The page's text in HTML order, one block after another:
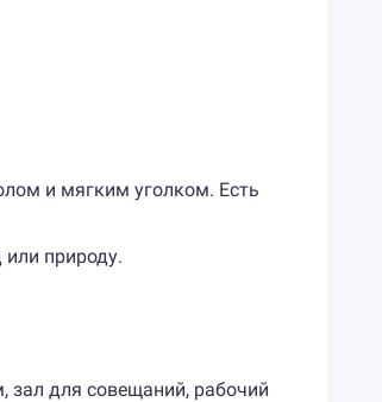
и мягким уголком. Есть
природу.
зал для совещаний, рабочий